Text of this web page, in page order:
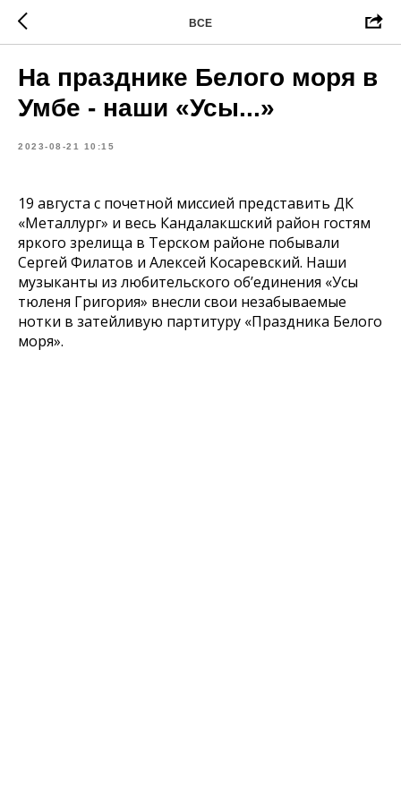
ВСЕ
На празднике Белого моря в
Умбе - наши «Усы...»
2023-08-21 10:15
19 августа с почетной миссией представить ДК
«Металлург» и весь Кандалакшский район гостям
яркого зрелища в Терском районе побывали
Сергей Филатов и Алексей Косаревский. Наши
музыканты из любительского об’единения «Усы
тюленя Григория» внесли свои незабываемые
нотки в затейливую партитуру «Праздника Белого
моря».